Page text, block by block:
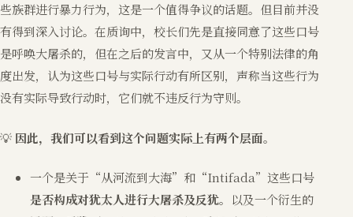
些族群进行暴力行为，这是一个值得争议的话题。但目前并没
有得到深入讨论。在质询中，校长们先是直接同意了这些口号
是呼唤大屠杀的，但在之后的发言中，又从一个特别法律的角
度出发，认为这些口号与实际行动有所区别，声称当这些行为
没有实际导致行动时，它们就不违反行为守则。
💡 因此，我们可以看到这个问题实际上有两个层面。
一个是关于“从河流到大海”和“Intifada”这些口号
是否构成对犹太人进行大屠杀及反犹。以及一个衍生的